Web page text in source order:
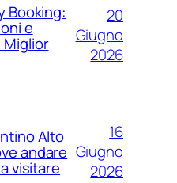
Booking:
e
Miglior
20
Giugno
2026
Alto
andare
visitare
16
Giugno
2026